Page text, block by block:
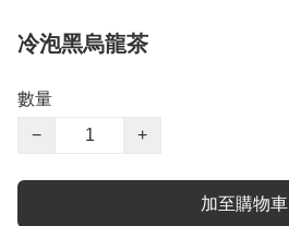
冷泡黑烏龍茶
數量
−
+
加至購物車